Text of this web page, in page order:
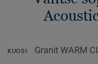
KUOSI Granit WARM